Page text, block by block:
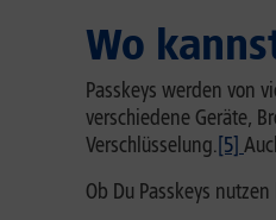
Wo
Passkeys werden von
verschiedene Geräte,
Verschlüsselung.[5]
Ob Du Passkeys